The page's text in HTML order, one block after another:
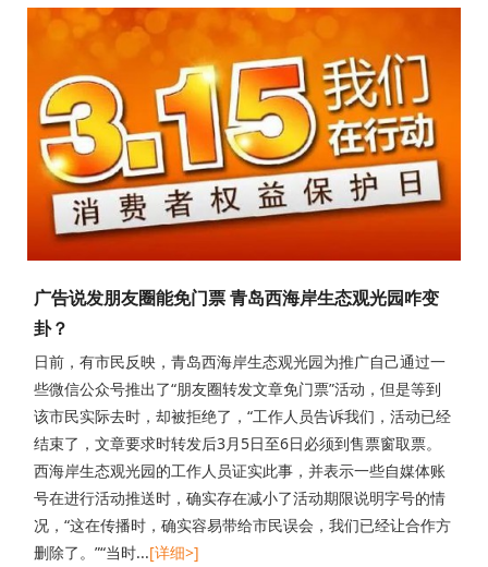
广告说发朋友圈能免门票 青岛西海岸生态观光园咋变
卦？
日前，有市民反映，青岛西海岸生态观光园为推广自己通过一
些微信公众号推出了“朋友圈转发文章免门票”活动，但是等到
该市民实际去时，却被拒绝了，“工作人员告诉我们，活动已经
结束了，文章要求时转发后3月5日至6日必须到售票窗取票。
西海岸生态观光园的工作人员证实此事，并表示一些自媒体账
号在进行活动推送时，确实存在减小了活动期限说明字号的情
况，“这在传播时，确实容易带给市民误会，我们已经让合作方
删除了。”“当时...[详细>]